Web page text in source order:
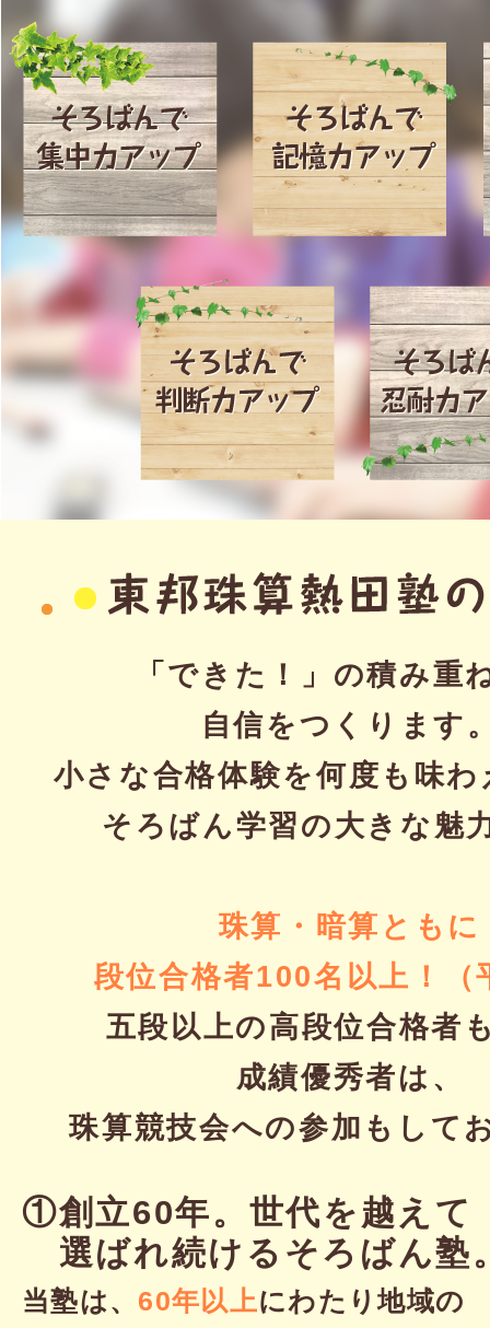
「できた！」の積み重
自信をつくります
小さな合格体験を何度も味
そろばん学習の大きな魅
珠算・暗算ともに
段位合格者100名以上！（
五段以上の高段位合格者
成績優秀者は、
珠算競技会への参加もして
①創立60年。世代を越えて
選ばれ続けるそろばん塾
当塾は、 60年以上にわたり地域の